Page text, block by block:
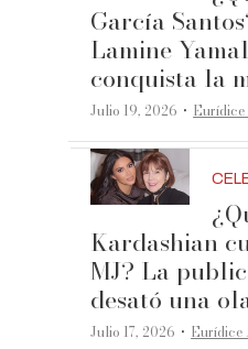
García
Lamine
conquista la
Julio 19, 2026 ·Eurídice
Kardashian
MJ? La
desató una
Julio 17, 2026 ·Eurídice